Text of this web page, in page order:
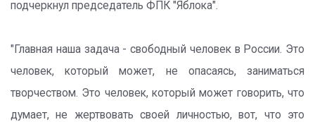
подчеркнул председатель ФПК "Яблока".
"Главная наша задача - свободный человек в России. Это
человек, который может, не опасаясь, заниматься
творчеством. Это человек, который может говорить, что
думает, не жертвовать своей личностью, вот, что это